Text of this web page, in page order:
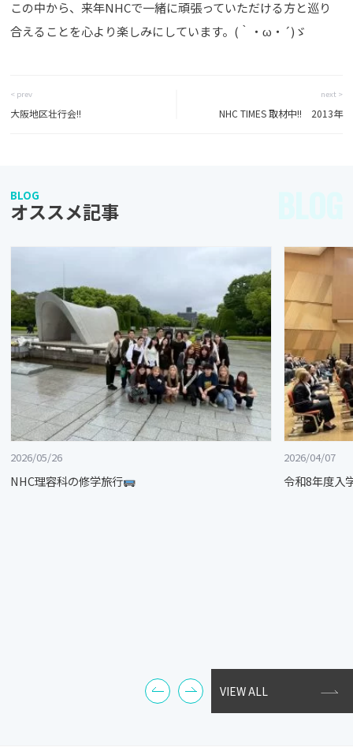
この中から、来年NHCで一緒に頑張っていただける方と巡り
合えることを心より楽しみにしています。(｀・ω・´)ゞ
< prev
大阪地区壮行会!!
next >
NHC TIMES 取材中!! 2013年
BLOG
オススメ記事
2026/05/26
NHC理容科の修学旅行
2026/04/07
令和8年度入
VIEW ALL